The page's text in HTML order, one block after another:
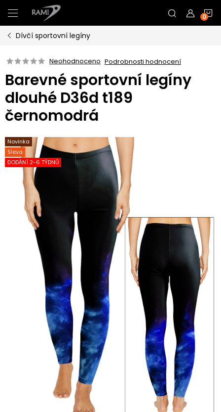
na
obsah
Dívčí sportovní legíny
Neohodnoceno Podrobnosti hodnocení
Barevné sportovní legíny
dlouhé D36d t189
černomodrá
Novinka
Sleva
DODÁNÍ 2-6 TÝDNŮ